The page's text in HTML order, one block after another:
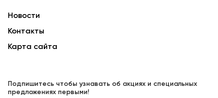
Новости
Контакты
Карта сайта
Подпишитесь чтобы узнавать об акциях и специальных
предложениях первыми!